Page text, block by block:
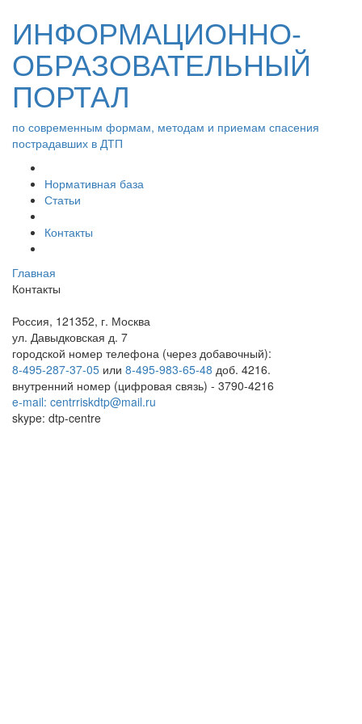
ИНФОРМАЦИОННО-
ОБРАЗОВАТЕЛЬНЫЙ
ПОРТАЛ
по современным формам, методам и приемам спасения
пострадавших в ДТП
Нормативная база
Статьи
Контакты
Главная
Контакты
Россия, 121352, г. Москва
ул. Давыдковская д. 7
городской номер телефона (через добавочный):
8-495-287-37-05 или 8-495-983-65-48 доб. 4216.
внутренний номер (цифровая связь) - 3790-4216
e-mail: centrriskdtp@mail.ru
skype: dtp-centre